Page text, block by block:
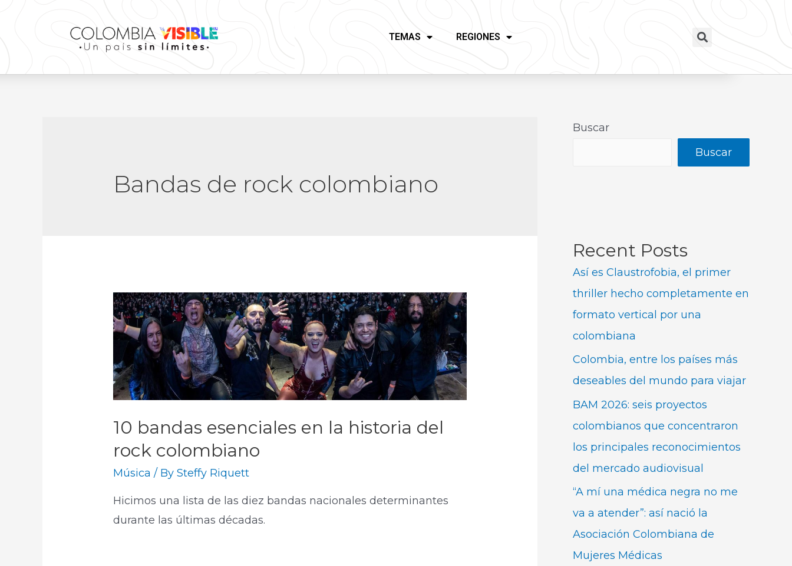
TEMAS REGIONES
Bandas de rock colombiano
10 bandas esenciales en la historia del
rock colombiano
Música / BySteffy Riquett
Hicimos una lista de las diez bandas nacionales determinantes
durante las últimas décadas.
Buscar
Buscar
Recent Posts
Así es Claustrofobia, el primer
thriller hecho completamente en
formato vertical por una
colombiana
Colombia, entre los países más
deseables del mundo para viajar
BAM 2026: seis proyectos
colombianos que concentraron
los principales reconocimientos
del mercado audiovisual
“A mí una médica negra no me
va a atender”: así nació la
Asociación Colombiana de
Mujeres Médicas